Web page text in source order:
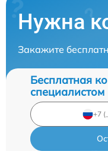
Нужна
Закажите
Бесплатная
специалистом